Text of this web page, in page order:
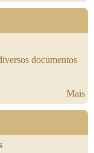
documentos
Mais